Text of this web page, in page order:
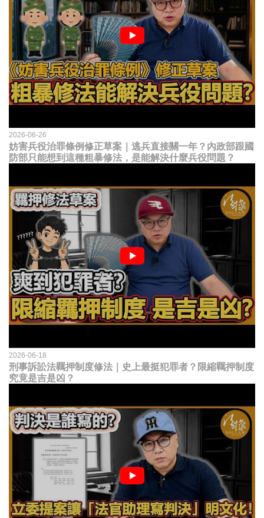
2026-06-26
妨害兵役治罪條例修正草案｜逃兵直接關一年？內政部跟國
防部只能想到這種粗暴修法，是能解決什麼兵役問題？
2026-06-18
刑事訴訟法羈押制度修法｜史上最挺犯罪者？限縮羈押制度
究竟是吉是凶？